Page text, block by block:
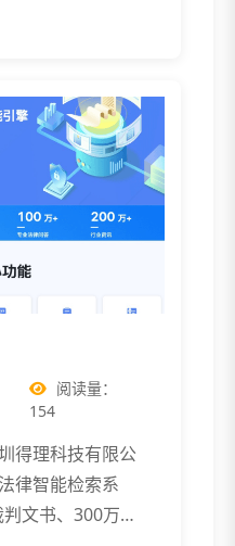
阅读量：
154
得理科技有限公
律智能检索系
文书、300万条